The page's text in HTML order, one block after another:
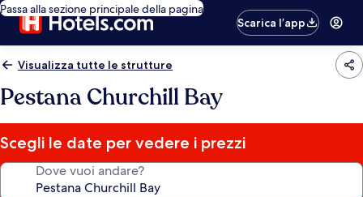
Passa alla sezione principale della pagina
Scarica l’app
Visualizza tutte le strutture
Pestana Churchill Bay
Scegli le date per vedere i prezzi
Dove vuoi andare?